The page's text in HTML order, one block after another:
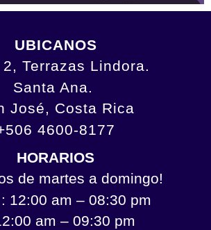
UBICANOS
Terrazas Lindora.
Santa Ana.
José, Costa Rica
4600-8177
HORARIOS
de martes a domingo!
12:00 am – 08:30 pm
am – 09:30 pm